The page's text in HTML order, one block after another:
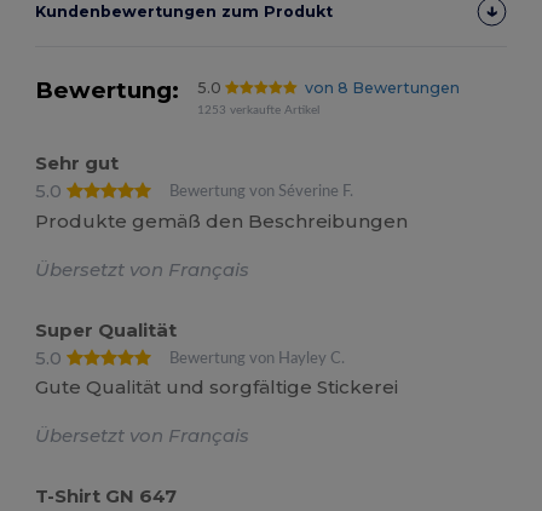
Kundenbewertungen zum Produkt
Bewertung: 5.0 von 8 Bewertungen
1253 verkaufte Artikel
Sehr gut
5.0
Bewertung von Séverine F.
Produkte gemäß den Beschreibungen
Übersetzt von Français
Super Qualität
5.0
Bewertung von Hayley C.
Gute Qualität und sorgfältige Stickerei
Übersetzt von Français
T-Shirt GN 647